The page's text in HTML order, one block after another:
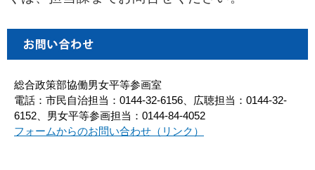
総合政策部協働男女平等参画室
電話：市民自治担当：0144-32-6156、広聴担当：0144-32-
6152、男女平等参画担当：0144-84-4052
フォームからのお問い合わせ（リンク）